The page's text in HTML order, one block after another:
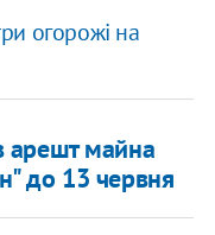
огорожі на
арешт майна
до 13 червня